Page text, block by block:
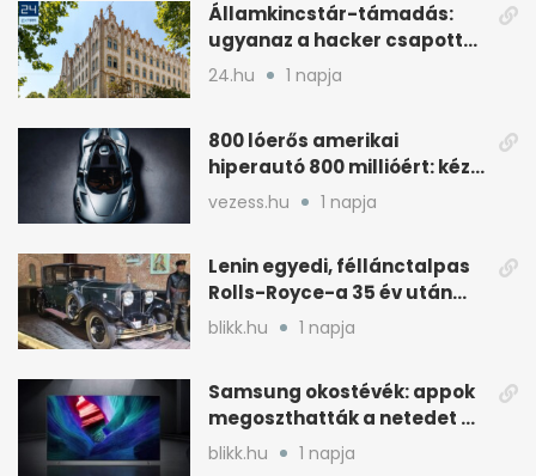
Államkincstár-támadás:
ugyanaz a hacker csapott
le, mint Romániában
24.hu 1 napja
800 lóerős amerikai
hiperautó 800 millióért: kézi
váltóval jön
vezess.hu 1 napja
Lenin egyedi, féllánctalpas
Rolls-Royce-a 35 év után
kijött a garázsból
blikk.hu 1 napja
Samsung okostévék: appok
megoszthatták a netedet a
tudtod nélkül
blikk.hu 1 napja